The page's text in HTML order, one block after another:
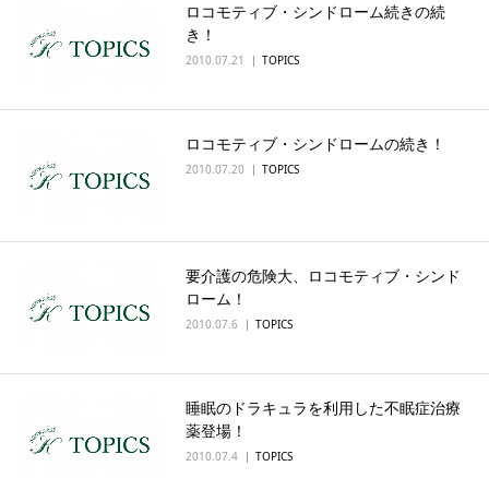
ロコモティブ・シンドローム続きの続
き！
2010.07.21 TOPICS
ロコモティブ・シンドロームの続き！
2010.07.20 TOPICS
要介護の危険大、ロコモティブ・シンド
ローム！
2010.07.6 TOPICS
睡眠のドラキュラを利用した不眠症治療
薬登場！
2010.07.4 TOPICS